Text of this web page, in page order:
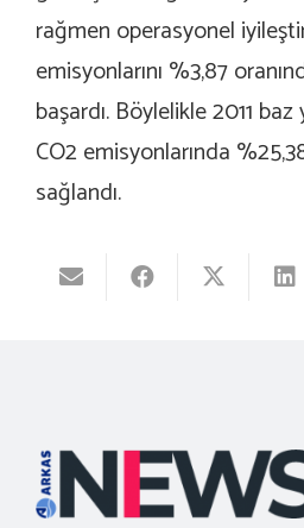
rağmen operasyonel
emisyonlarını %3,87
başardı. Böylelikle 2011
CO2 emisyonlarında
sağlandı.